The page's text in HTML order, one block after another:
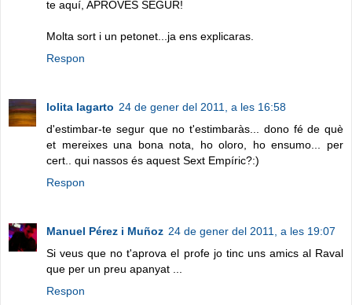
te aquí, APROVES SEGUR!
Molta sort i un petonet...ja ens explicaras.
Respon
lolita lagarto 24 de gener del 2011, a les 16:58
d'estimbar-te segur que no t'estimbaràs... dono fé de què
et mereixes una bona nota, ho oloro, ho ensumo... per
cert.. qui nassos és aquest Sext Empíric?:)
Respon
Manuel Pérez i Muñoz 24 de gener del 2011, a les 19:07
Si veus que no t'aprova el profe jo tinc uns amics al Raval
que per un preu apanyat ...
Respon